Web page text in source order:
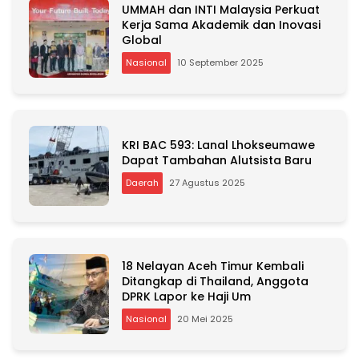
UMMAH dan INTI Malaysia Perkuat
Kerja Sama Akademik dan Inovasi
Global
Nasional 10 September 2025
KRI BAC 593: Lanal Lhokseumawe
Dapat Tambahan Alutsista Baru
Daerah 27 Agustus 2025
18 Nelayan Aceh Timur Kembali
Ditangkap di Thailand, Anggota
DPRK Lapor ke Haji Um
Nasional 20 Mei 2025